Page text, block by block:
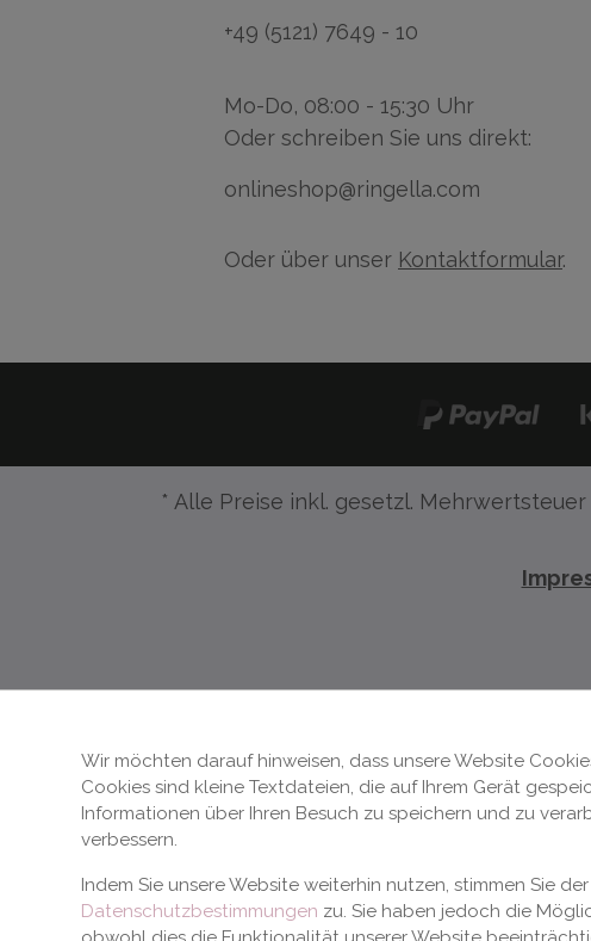
+49 (5121) 7649 - 10
Mo-Do, 08:00 - 15:30 Uhr
Oder schreiben Sie uns direkt:
onlineshop@ringella.com
Oder über unser Kontaktformular.
* Alle Preise inkl. gesetzl. Mehrwertsteuer
Wir möchten darauf hinweisen, dass unsere Website
Cookies sind kleine Textdateien, die auf Ihrem Gerät
Informationen über Ihren Besuch zu speichern und zu
verbessern.
Indem Sie unsere Website weiterhin nutzen, stimmen Sie
Datenschutzbestimmungen zu. Sie haben jedoch die